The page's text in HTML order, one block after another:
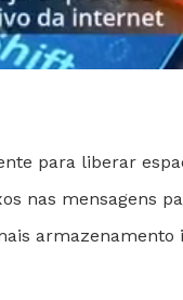
para liberar
nas mensagens
armazenamento